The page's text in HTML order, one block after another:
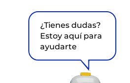
¿Tienes dudas?
Estoy aquí para
ayudarte